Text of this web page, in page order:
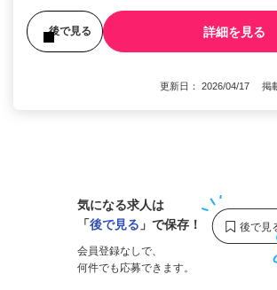
後で見る 詳細を見る
更新日： 2026/04/17 掲
気になる求人は
「後で見る 」で保存！
会員登録なしで、
何件でも応募できます。